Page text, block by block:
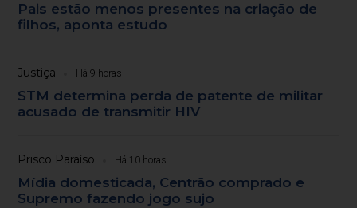
Pais estão menos presentes na criação de
filhos, aponta estudo
Justiça Há 9 horas
STM determina perda de patente de militar
acusado de transmitir HIV
Prisco Paraíso Há 10 horas
Mídia domesticada, Centrão comprado e
Supremo fazendo jogo sujo